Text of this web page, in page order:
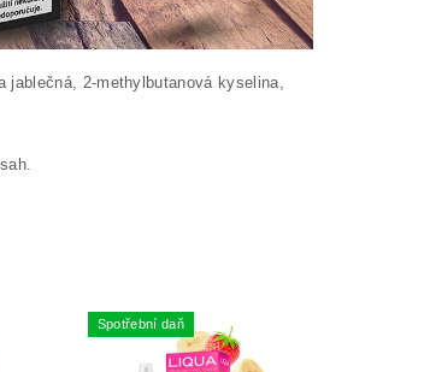
2-methylbutanová kyselina,
Spotřební daň